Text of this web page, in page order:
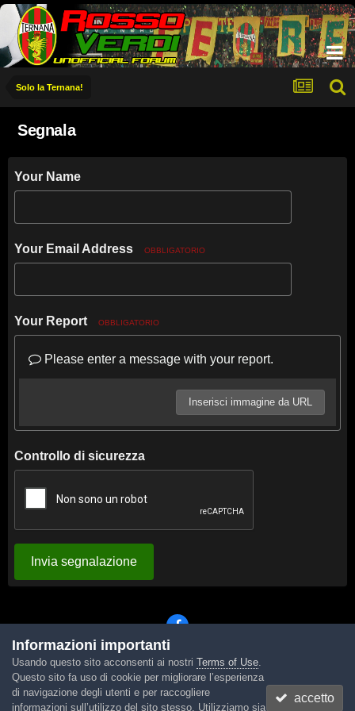
Solo la Ternana!
Segnala
Your Name
Your Email Address OBBLIGATORIO
Your Report OBBLIGATORIO
Please enter a message with your report.
Inserisci immagine da URL
Controllo di sicurezza
Invia segnalazione
Lingua Tema Contattaci Cookies
Powered by Invision Community
Informazioni importanti
Usando questo sito acconsenti ai nostri Terms of Use.
Questo sito fa uso di cookie per migliorare l’esperienza
di navigazione degli utenti e per raccogliere
informazioni sull’utilizzo del sito stesso. Utilizziamo sia
accetto